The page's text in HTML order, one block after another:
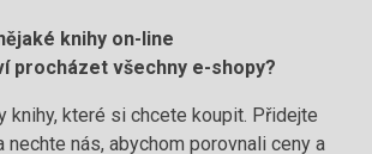
knihy on-line
procházet všechny e-shopy?
knihy, které si chcete koupit. Přidejte
nechte nás, abychom porovnali ceny a